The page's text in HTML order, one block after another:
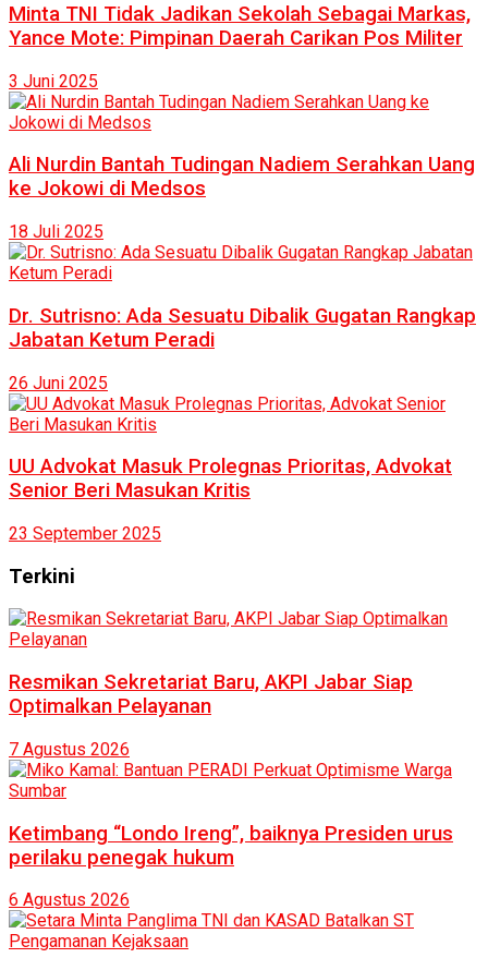
Minta TNI Tidak Jadikan Sekolah Sebagai Markas,
Yance Mote: Pimpinan Daerah Carikan Pos Militer
3 Juni 2025
Ali Nurdin Bantah Tudingan Nadiem Serahkan Uang
ke Jokowi di Medsos
18 Juli 2025
Dr. Sutrisno: Ada Sesuatu Dibalik Gugatan Rangkap
Jabatan Ketum Peradi
26 Juni 2025
UU Advokat Masuk Prolegnas Prioritas, Advokat
Senior Beri Masukan Kritis
23 September 2025
Terkini
Resmikan Sekretariat Baru, AKPI Jabar Siap
Optimalkan Pelayanan
7 Agustus 2026
Ketimbang “Londo Ireng”, baiknya Presiden urus
perilaku penegak hukum
6 Agustus 2026